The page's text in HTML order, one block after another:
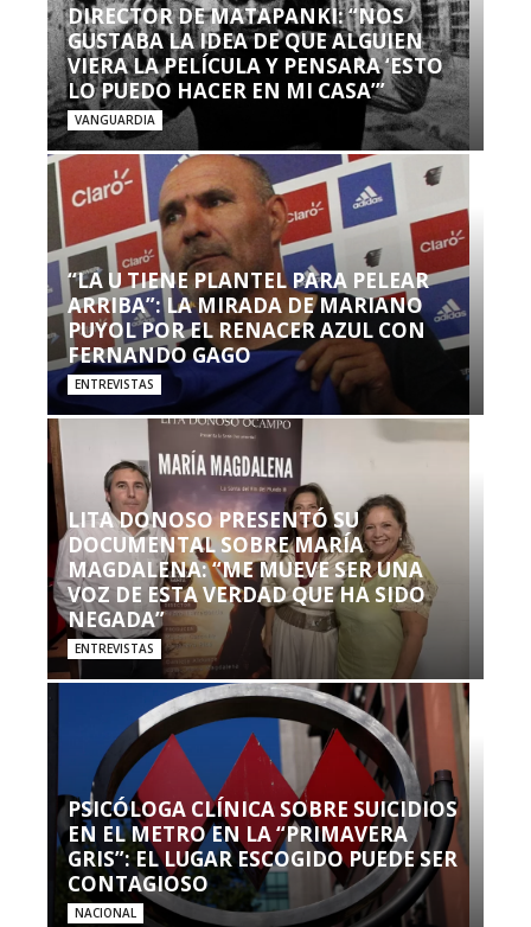
DIRECTOR DE MATAPANKI: “NOS
GUSTABA LA IDEA DE QUE ALGUIEN
VIERA LA PELÍCULA Y PENSARA ‘ESTO
LO PUEDO HACER EN MI CASA’”
VANGUARDIA
“LA U TIENE PLANTEL PARA PELEAR
ARRIBA”: LA MIRADA DE MARIANO
PUYOL POR EL RENACER AZUL CON
FERNANDO GAGO
ENTREVISTAS
LITA DONOSO PRESENTÓ SU
DOCUMENTAL SOBRE MARÍA
MAGDALENA: “ME MUEVE SER UNA
VOZ DE ESTA VERDAD QUE HA SIDO
NEGADA”
ENTREVISTAS
PSICÓLOGA CLÍNICA SOBRE SUICIDIOS
EN EL METRO EN LA “PRIMAVERA
GRIS”: EL LUGAR ESCOGIDO PUEDE SER
CONTAGIOSO
NACIONAL